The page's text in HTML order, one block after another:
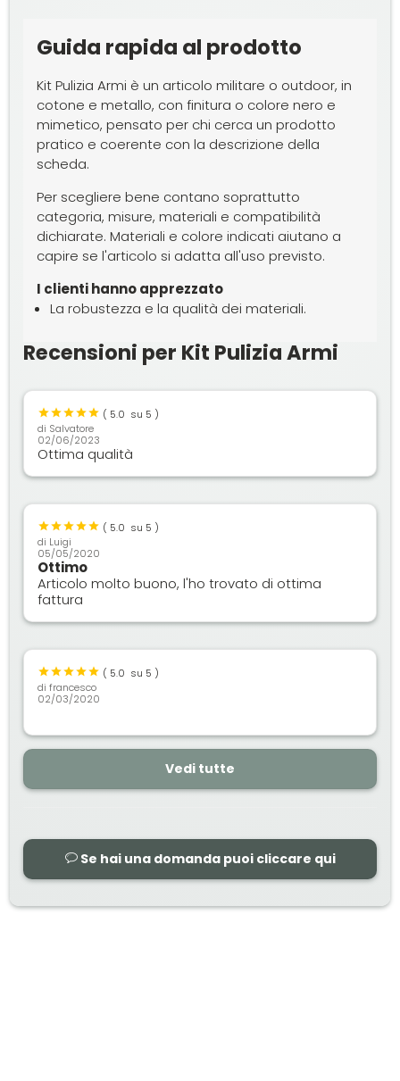
Guida rapida al prodotto
Kit Pulizia Armi è un articolo militare o outdoor, in
cotone e metallo, con finitura o colore nero e
mimetico, pensato per chi cerca un prodotto
pratico e coerente con la descrizione della
scheda.
Per scegliere bene contano soprattutto
categoria, misure, materiali e compatibilità
dichiarate. Materiali e colore indicati aiutano a
capire se l'articolo si adatta all'uso previsto.
I clienti hanno apprezzato
La robustezza e la qualità dei materiali.
Recensioni per Kit Pulizia Armi
( 5.0 su 5 )
di Salvatore
02/06/2023
Ottima qualità
( 5.0 su 5 )
di Luigi
05/05/2020
Ottimo
Articolo molto buono, l'ho trovato di ottima
fattura
( 5.0 su 5 )
difrancesco
02/03/2020
Vedi tutte
Se hai una domanda puoi cliccare qui